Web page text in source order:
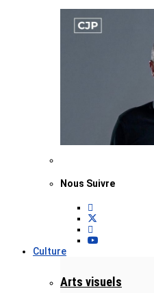
Nous Suivre
Culture
Arts visuels